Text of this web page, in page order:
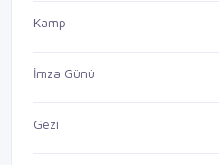
Kamp
İmza Günü
Gezi